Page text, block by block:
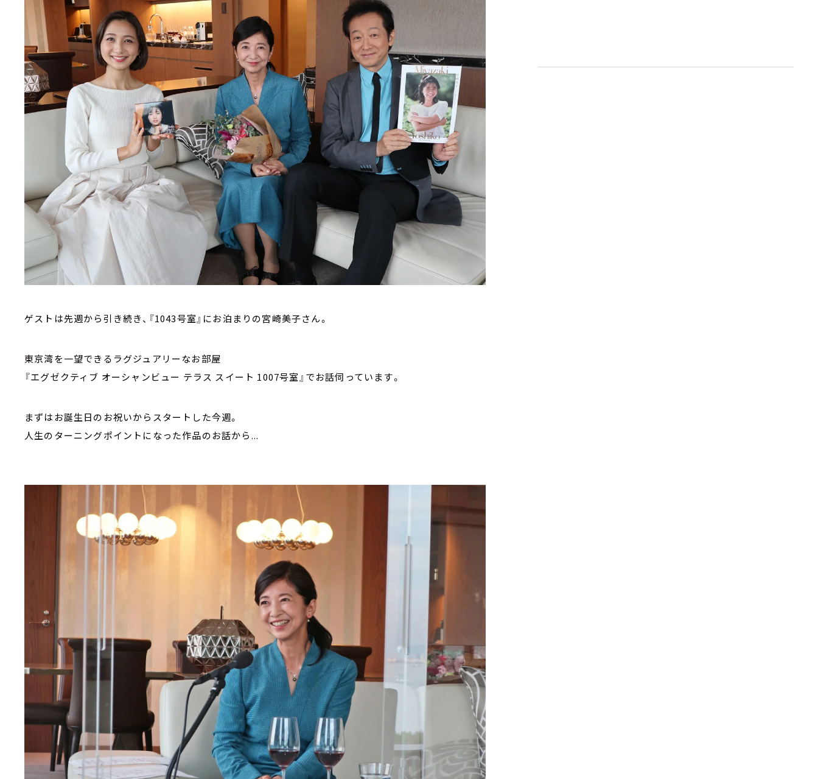
ゲストは先週から引き続き、『1043号室』にお泊まりの宮崎美子さん。
東京湾を一望できるラグジュアリーなお部屋
『エグゼクティブ オーシャンビュー テラス スイート 1007号室』でお話伺っています。
まずはお誕生日のお祝いからスタートした今週。
人生のターニングポイントになった作品のお話から...